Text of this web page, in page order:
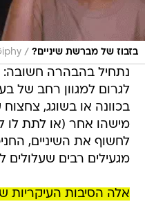
בזבוז של מברשת שיניים? /
נתחיל בהבהרה חשובה:
לגרום למגוון רחב של
בכוונה או בשוגג,
מישהו אחר (או לתת
לחשוף את השיניים,
מגעילים רבים שעלולים
אלה הסיבות העיקריות